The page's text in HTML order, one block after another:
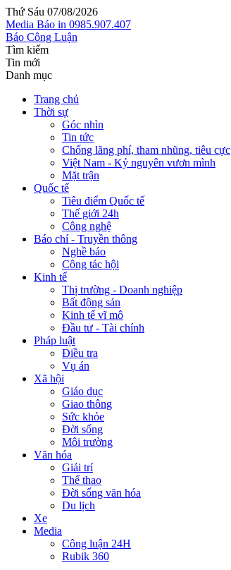
Thứ Sáu 07/08/2026
Media Báo in 0985.907.407
Báo Công Luận
Tìm kiếm
Tin mới
Danh mục
Trang chủ
Thời sự
Góc nhìn
Tin tức
Chống lãng phí, tham nhũng, tiêu cực
Việt Nam - Kỷ nguyên vươn mình
Mặt trận
Quốc tế
Tiêu điểm Quốc tế
Thế giới 24h
Công nghệ
Báo chí - Truyền thông
Nghề báo
Công tác hội
Kinh tế
Thị trường - Doanh nghiệp
Bất động sản
Kinh tế vĩ mô
Đầu tư - Tài chính
Pháp luật
Điều tra
Vụ án
Xã hội
Giáo dục
Giao thông
Sức khỏe
Đời sống
Môi trường
Văn hóa
Giải trí
Thể thao
Đời sống văn hóa
Du lịch
Xe
Media
Công luận 24H
Rubik 360